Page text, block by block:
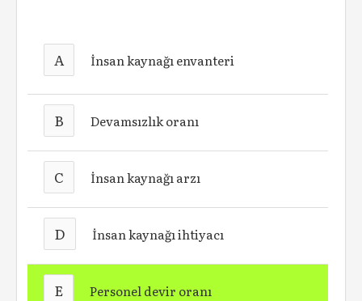
A İnsan kaynağı envanteri
B Devamsızlık oranı
C İnsan kaynağı arzı
D İnsan kaynağı ihtiyacı
E Personel devir oranı